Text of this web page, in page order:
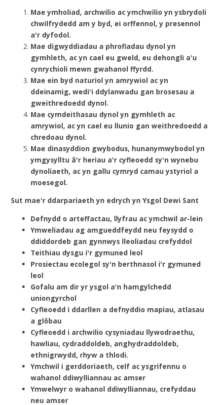
Mae ymholiad, archwilio ac ymchwilio yn ysbrydoli
chwilfrydedd am y byd, ei orffennol, y presennol
a'r dyfodol.
Mae digwyddiadau a phrofiadau dynol yn
gymhleth, ac yn cael eu gweld, eu dehongli a'u
cynrychioli mewn gwahanol ffyrdd.
Mae ein byd naturiol yn amrywiol ac yn
ddeinamig, wedi'i ddylanwadu gan brosesau a
gweithredoedd dynol.
Mae cymdeithasau dynol yn gymhleth ac
amrywiol, ac yn cael eu llunio gan weithredoedd a
chredoau dynol.
Mae dinasyddion gwybodus, hunanymwybodol yn
ymgysylltu â'r heriau a'r cyfleoedd sy'n wynebu
dynoliaeth, ac yn gallu cymryd camau ystyriol a
moesegol.
Sut mae'r ddarpariaeth yn edrych yn Ysgol Dewi Sant
Defnydd o arteffactau, llyfrau ac ymchwil ar-lein
Ymweliadau ag amgueddfeydd neu feysydd o
ddiddordeb gan gynnwys lleoliadau crefyddol
Teithiau dysgu i'r gymuned leol
Prosiectau ecolegol sy'n berthnasol i'r gymuned
leol
Gofalu am dir yr ysgol a'n hamgylchedd
uniongyrchol
Cyfleoedd i ddarllen a defnyddio mapiau, atlasau
a glôbau
Cyfleoedd i archwilio cysyniadau llywodraethu,
hawliau, cydraddoldeb, anghydraddoldeb,
ethnigrwydd, rhyw a thlodi.
Ymchwil i gerddoriaeth, celf ac ysgrifennu o
wahanol ddiwylliannau ac amser
Ymwelwyr o wahanol ddiwylliannau, crefyddau
neu amser